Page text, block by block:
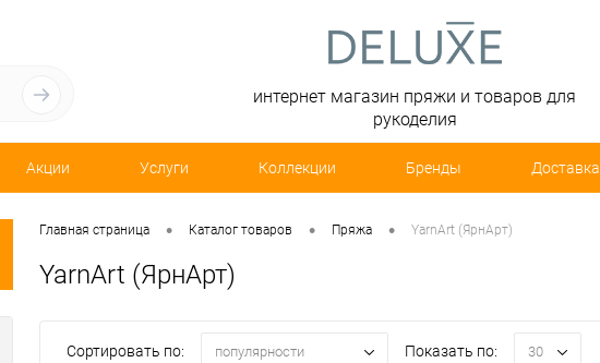
интернет магазин пряжи и товаров для
рукоделия
Акции Услуги Коллекции Бренды Доставка
Главная страница • Каталог товаров • Пряжа • YarnArt (ЯрнАрт)
YarnArt (ЯрнАрт)
Сортировать по: популярности Показать по: 30